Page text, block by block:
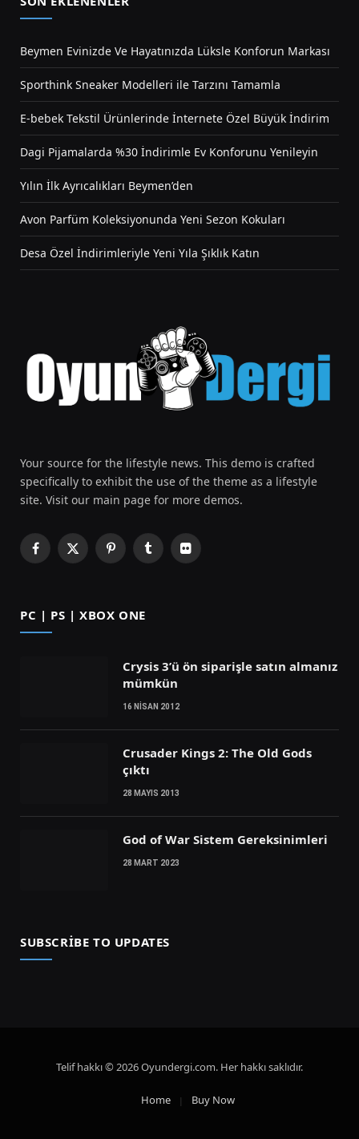
Beymen Evinizde Ve Hayatınızda Lüksle Konforun Markası
Sporthink Sneaker Modelleri ile Tarzını Tamamla
E-bebek Tekstil Ürünlerinde İnternete Özel Büyük İndirim
Dagi Pijamalarda %30 İndirimle Ev Konforunu Yenileyin
Yılın İlk Ayrıcalıkları Beymen’den
Avon Parfüm Koleksiyonunda Yeni Sezon Kokuları
Desa Özel İndirimleriyle Yeni Yıla Şıklık Katın
Your source for the lifestyle news. This demo is crafted
specifically to exhibit the use of the theme as a lifestyle
site. Visit our main page for more demos.
Facebook
X
PinterestTumblrFlickr
PC | PS | XBOX ONE
Crysis 3’ü ön siparişle satın almanız
mümkün
16 NISAN 2012
Crusader Kings 2: The Old Gods
çıktı
28 MAYIS 2013
God of War Sistem Gereksinimleri
28 MART 2023
SUBSCRIBE TO UPDATES
Telif hakkı © 2026 Oyundergi.com. Her hakkı saklıdır.
Home Buy Now